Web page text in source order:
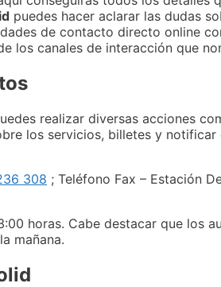
puedes hacer aclarar las dudas
de contacto directo online
los canales de interacción que
realizar diversas acciones
los servicios, billetes y
308 ; Teléfono Fax – Estación
horas. Cabe destacar que los
mañana.